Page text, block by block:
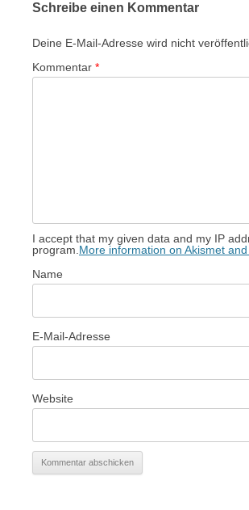
Schreibe einen Kommentar
Deine E-Mail-Adresse wird nicht
Kommentar *
I accept that my given data and my IP
program. More information on Akismet and
Name
E-Mail-Adresse
Website